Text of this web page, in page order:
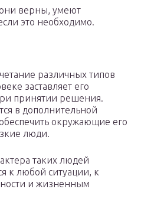
верны, умеют
это необходимо.
различных типов
заставляет его
принятии решения.
в дополнительной
окружающие его
люди.
таких людей
к любой ситуации, к
и жизненным